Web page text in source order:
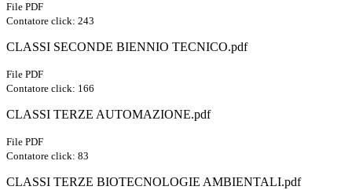
File PDF
Contatore click: 243
CLASSI SECONDE BIENNIO TECNICO.pdf
File PDF
Contatore click: 166
CLASSI TERZE AUTOMAZIONE.pdf
File PDF
Contatore click: 83
CLASSI TERZE BIOTECNOLOGIE AMBIENTALI.pdf